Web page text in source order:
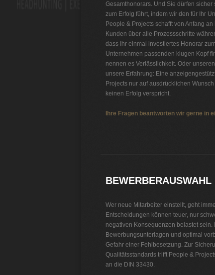
Gesamthonorars. Und Sie dürfen
zum Erfolg führt, indem wir den für Ihr
People & Projects schafft von Anfang
Kunden über alle Prozessschritte
dass Ihr einmal investiertes Honorar
Unternehmen passenden klugen Kopf
nennen es Verlässlichkeit. Oder
unsere Erfahrung: Eine
Projects nur auf ausdrücklichen
keinen Erfolg verspricht.
Ihre Fragen beantworten wir gerne in
BEWERBERAUSWAHL
Wer neue Mitarbeiter einstellt, geht
Entscheidungen können teuer, nur
negativen Konsequenzen belastet
Bewerbungsunterlagen und optimal
Gefahr einer Fehlbesetzung. Zur
Qualitätsstandards trifft People &
an die DIN 33430.